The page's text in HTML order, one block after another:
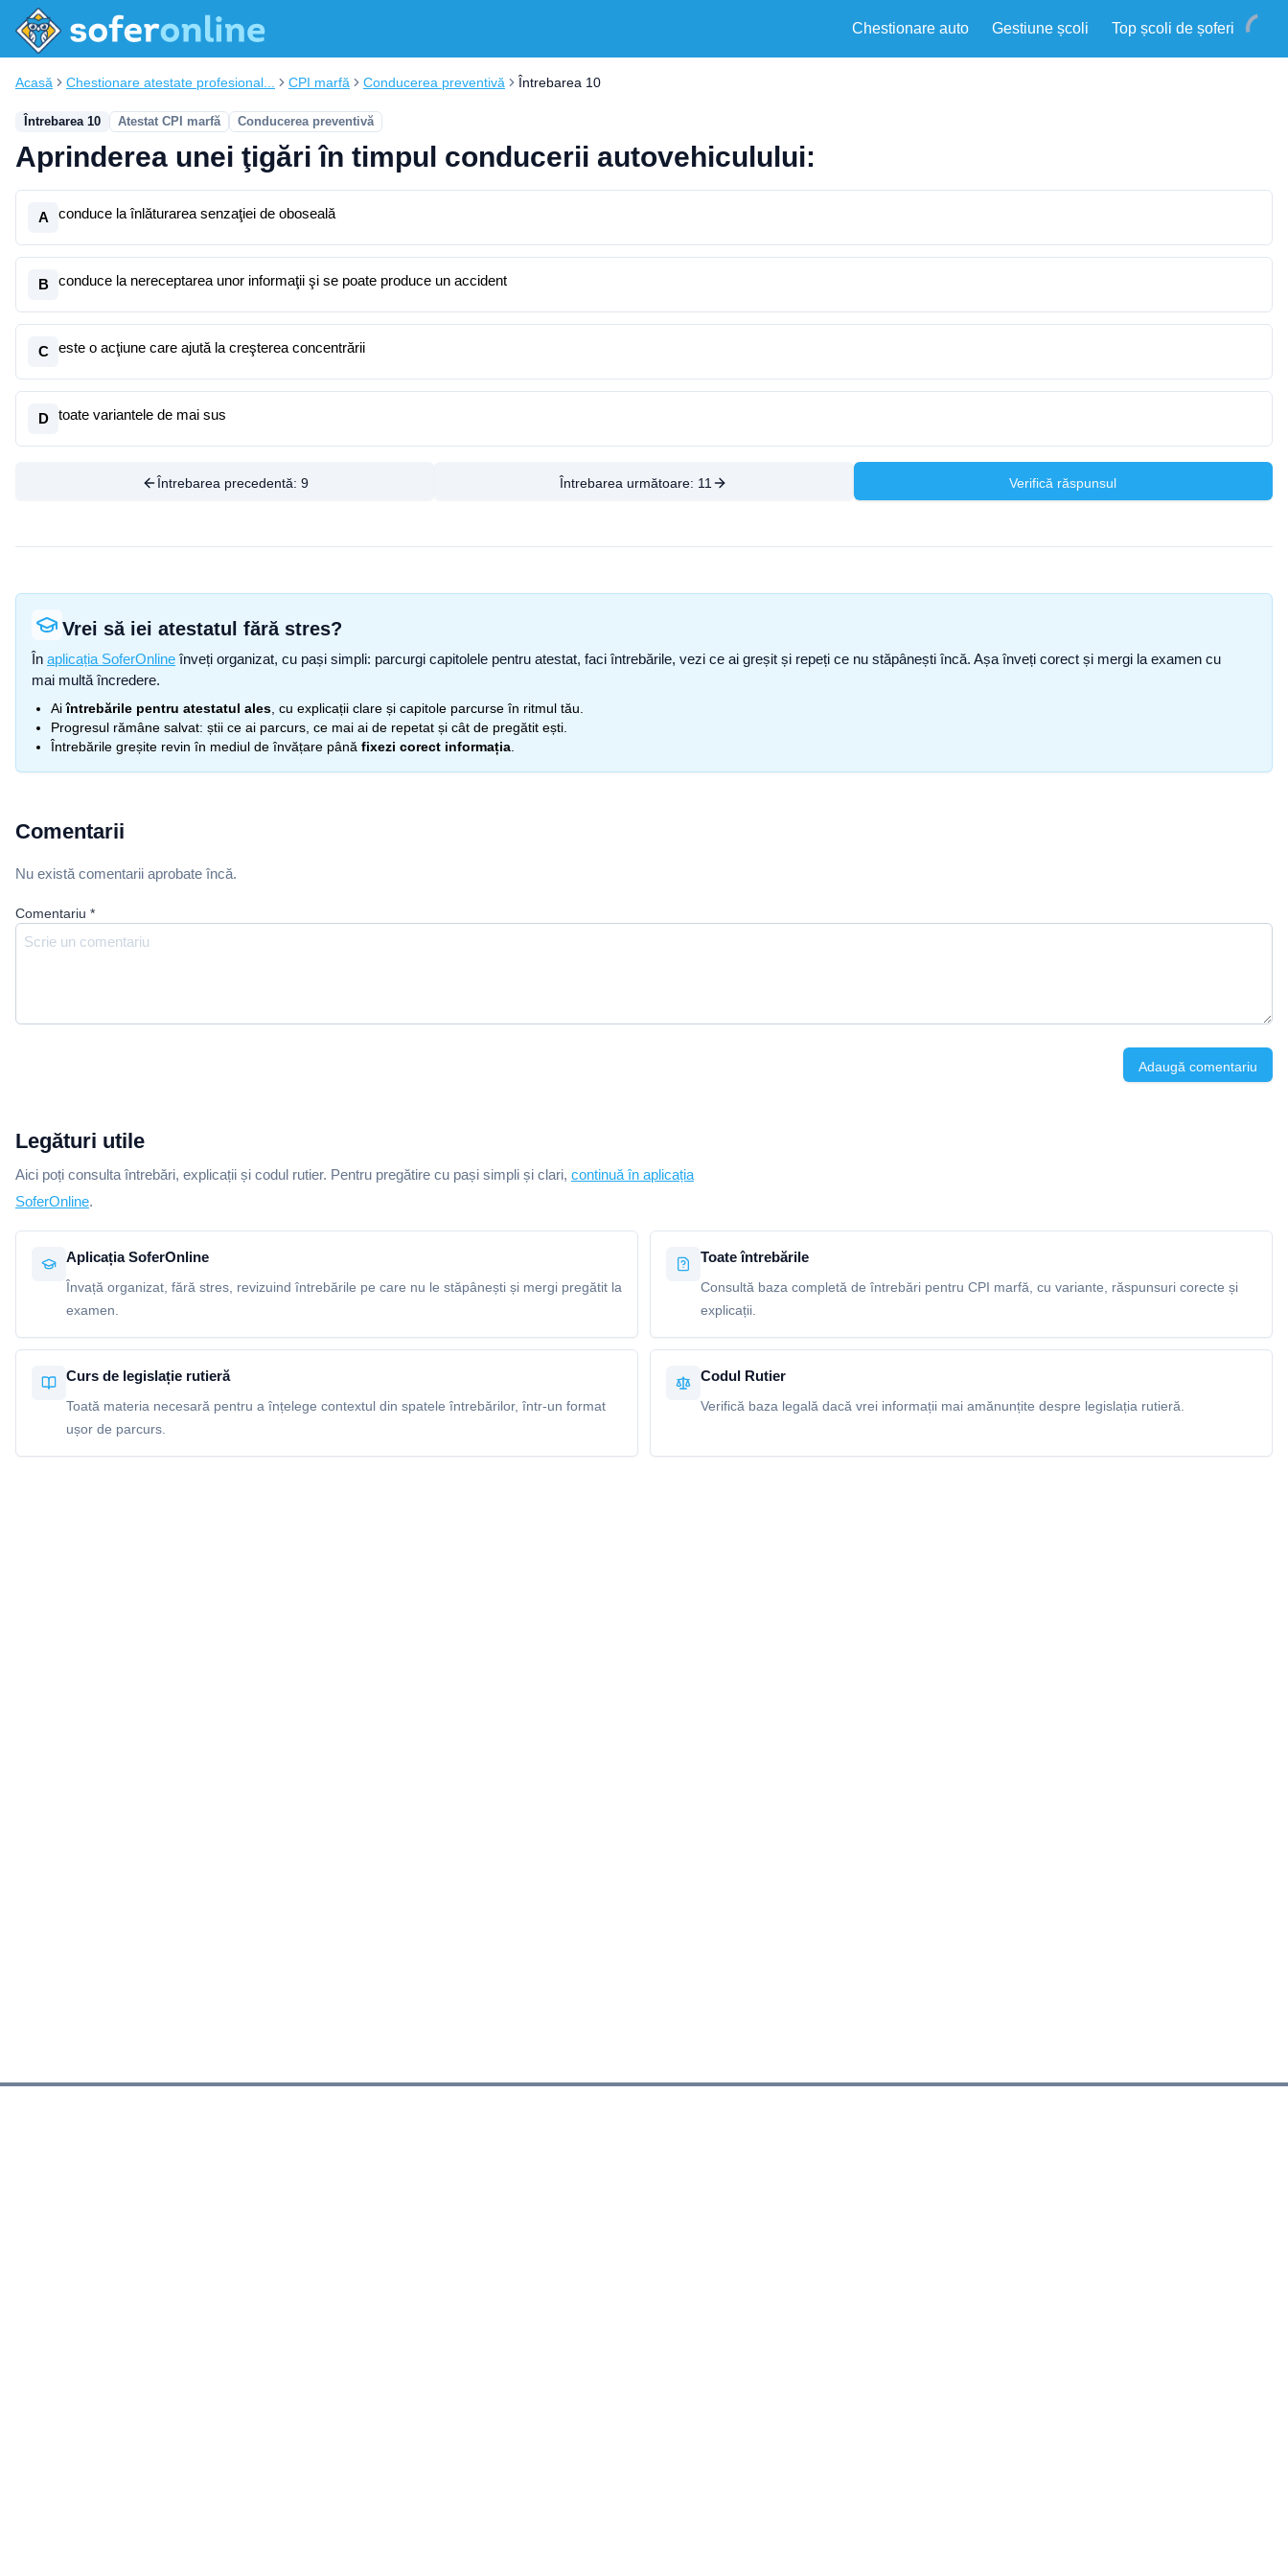
Chestionare auto Gestiune școli Top școli de șoferi
Acasă Chestionare atestate profesional... CPI marfă Conducerea preventivă Întrebarea 10
Întrebarea 10 Atestat CPI marfă Conducerea preventivă
Aprinderea unei ţigări în timpul conducerii autovehiculului:
A conduce la înlăturarea senzaţiei de oboseală
B conduce la nereceptarea unor informaţii şi se poate produce un accident
C este o acţiune care ajută la creşterea concentrării
D toate variantele de mai sus
Întrebarea precedentă: 9 Întrebarea următoare: 11 Verifică răspunsul
Vrei să iei atestatul fără stres?
În aplicația SoferOnline înveți organizat, cu pași simpli: parcurgi capitolele pentru atestat, faci întrebările, vezi ce ai greșit și repeți ce nu stăpânești încă. Așa înveți corect și mergi la examen cu
mai multă încredere.
Aiîntrebările pentru atestatul ales , cu explicații clare și capitole parcurse în ritmul tău.
Progresul rămâne salvat: știi ce ai parcurs, ce mai ai de repetat și cât de pregătit ești.
Întrebările greșite revin în mediul de învățare până fixezi corect informația
Comentarii
Nu există comentarii aprobate încă.
Comentariu *
Adaugă comentariu
Legături utile
Aici poți consulta întrebări, explicații și codul rutier. Pentru pregătire cu pași simpli și clari, continuă în aplicația
SoferOnline.
Aplicația SoferOnline
Învață organizat, fără stres, revizuind întrebările pe care nu le stăpânești și mergi pregătit la
examen.
Toate întrebările
Consultă baza completă de întrebări pentru CPI marfă, cu variante, răspunsuri corecte și
explicații.
Curs de legislație rutieră
Toată materia necesară pentru a înțelege contextul din spatele întrebărilor, într-un format
ușor de parcurs.
Codul Rutier
Verifică baza legală dacă vrei informații mai amănunțite despre legislația rutieră.